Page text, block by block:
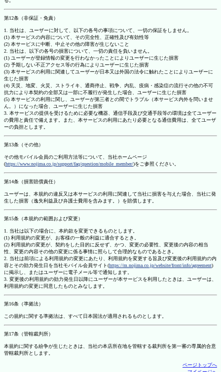
第12条（非保証・免責）
1. 当社は、ユーザーに対して、以下の各号の事項について、一切の保証をしません。
(1) 本サービスの内容について、その完全性、正確性及び有効性等
(2) 本サービスに中断、中止その他の障害が生じないこと
2. 当社は、以下の各号の損害について、一切の責任を負いません。
(1) ユーザーが登録情報の変更を行わなかったことによりユーザーに生じた損害
(2) 予期しない不正アクセス等の行為によりユーザーに生じた損害
(3) 本サービスの利用に関連してユーザーが日本又は外国の法令に触れたことによりユーザーに
生じた損害
(4) 天災、地変、火災、ストライキ、通商停止、戦争、内乱、疫病・感染症の流行その他の不可
抗力により本契約の全部又は一部に不履行が発生した場合、ユーザーに生じた損害
(5) 本サービスの利用に関し、ユーザーが第三者との間でトラブル（本サービス内外を問いませ
ん。）になった場合、ユーザーに生じた損害
3. 本サービスの提供を受けるために必要な機器、通信手段及び交通手段等の環境は全てユーザー
の費用と責任で備えます。また、本サービスの利用にあたり必要となる通信費用は、全てユーザ
ーの負担とします。
第13条（その他）
その他モバイル会員のご利用方法等について、当社ホームページ
(https://www.nojima.co.jp/support/faq/question/mobile_member/)をご参照ください。
第14条（損害賠償責任）
ユーザーは、本規約の違反又は本サービスの利用に関連して当社に損害を与えた場合、当社に発
生した損害（逸失利益及び弁護士費用を含みます。）を賠償します。
第15条（本規約の範囲および変更）
1. 当社は以下の場合に、本約款を変更できるものとします。
(1) 利用規約の変更が、お客様の一般の利益に適合するとき。
(2) 利用規約の変更が、契約をした目的に反せず、かつ、変更の必要性、変更後の内容の相当
性、変更の内容その他の変更に係る事情に照らして合理的なものであるとき。
2. 当社は前項による利用規約の変更にあたり、利用規約を変更する旨及び変更後の利用規約の内
容とその効力発生日を当社モバイル会員サイト(https://m.nojima.co.jp/website/front/info/agreement)
に掲示し、またはユーザーに電子メール等で通知します。
3. 変更後の利用規約の効力発生日以降にユーザーが本サービスを利用したときは、ユーザーは、
利用規約の変更に同意したものとみなします。
第16条（準拠法）
この規約に関する準拠法は、すべて日本国法が適用されるものとします。
第17条（管轄裁判所）
本規約に関する紛争が生じたときは、当社の本店所在地を管轄する裁判所を第一審の専属的合意
管轄裁判所とします。
ページトップへ